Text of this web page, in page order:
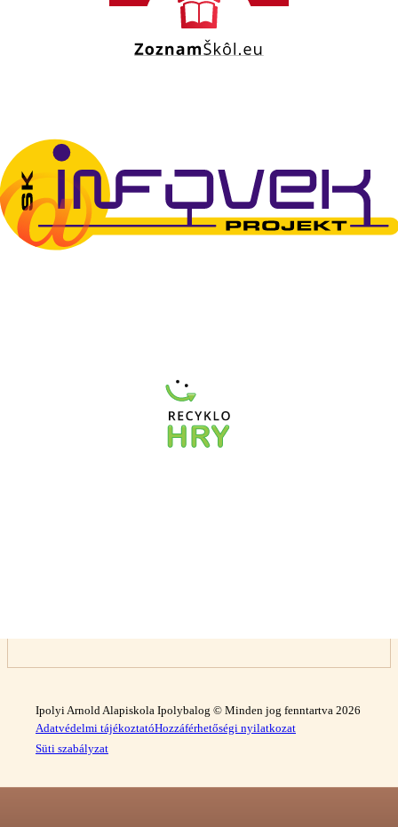
Ipolyi Arnold Alapiskola Ipolybalog © Minden jog fenntartva 2026
Adatvédelmi tájékoztatóHozzáférhetőségi nyilatkozat
Süti szabályzat